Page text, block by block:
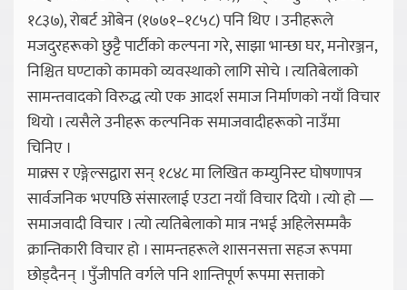
१८३७), रोबर्ट ओबेन (१७७१–१८५८) पनि थिए । उनीहरूले
मजदुरहरूको छुट्टै पार्टीको कल्पना गरे, साझा भान्छा घर, मनोरञ्जन,
निश्चित घण्टाको कामको व्यवस्थाको लागि सोचे । त्यतिबेलाको
सामन्तवादको विरुद्ध त्यो एक आदर्श समाज निर्माणको नयाँ विचार
थियो । त्यसैले उनीहरू कल्पनिक समाजवादीहरूको नाउँमा
चिनिए ।
माक्र्स र एङ्गेल्सद्वारा सन् १८४८ मा लिखित कम्युनिस्ट घोषणापत्र
सार्वजनिक भएपछि संसारलाई एउटा नयाँ विचार दियो । त्यो हो —
समाजवादी विचार । त्यो त्यतिबेलाको मात्र नभई अहिलेसम्मकै
क्रान्तिकारी विचार हो । सामन्तहरूले शासनसत्ता सहज रूपमा
छोड्दैनन् । पुँजीपति वर्गले पनि शान्तिपूर्ण रूपमा सत्ताको